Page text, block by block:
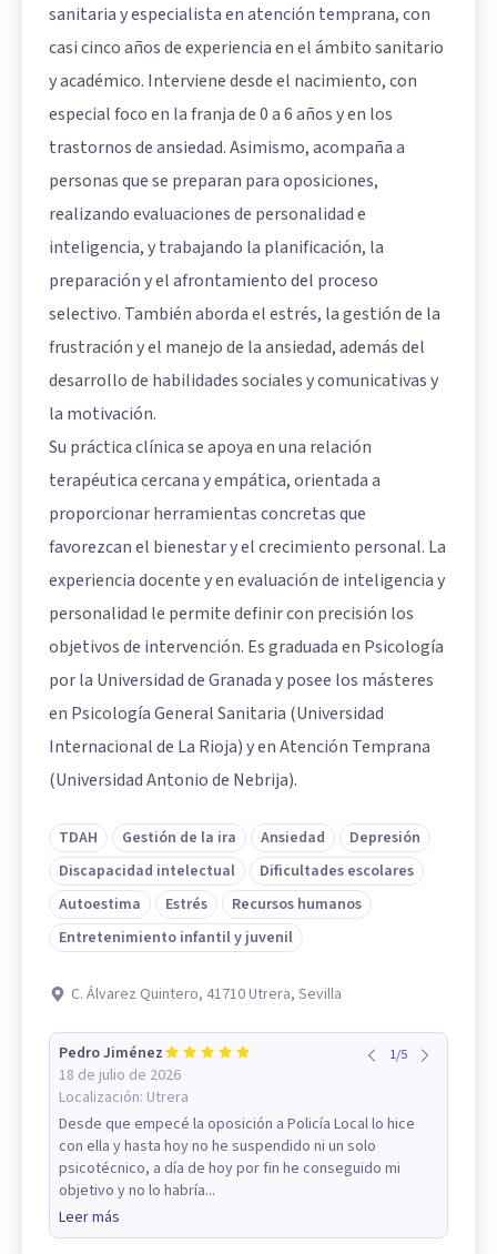
sanitaria y especialista en atención temprana, con
casi cinco años de experiencia en el ámbito sanitario
y académico. Interviene desde el nacimiento, con
especial foco en la franja de 0 a 6 años y en los
trastornos de ansiedad. Asimismo, acompaña a
personas que se preparan para oposiciones,
realizando evaluaciones de personalidad e
inteligencia, y trabajando la planificación, la
preparación y el afrontamiento del proceso
selectivo. También aborda el estrés, la gestión de la
frustración y el manejo de la ansiedad, además del
desarrollo de habilidades sociales y comunicativas y
la motivación.
Su práctica clínica se apoya en una relación
terapéutica cercana y empática, orientada a
proporcionar herramientas concretas que
favorezcan el bienestar y el crecimiento personal. La
experiencia docente y en evaluación de inteligencia y
personalidad le permite definir con precisión los
objetivos de intervención. Es graduada en Psicología
por la Universidad de Granada y posee los másteres
en Psicología General Sanitaria (Universidad
Internacional de La Rioja) y en Atención Temprana
(Universidad Antonio de Nebrija).
TDAH Gestión de la ira Ansiedad
Depresión
Discapacidad intelectual
Dificultades escolares
Autoestima
Estrés
Recursos humanos
Entretenimiento infantil y juvenil
C. Álvarez Quintero, 41710 Utrera, Sevilla
Pedro Jiménez
18 de julio de 2026
Localización: Utrera
1/5
Desde que empecé la oposición a Policía Local lo hice
con ella y hasta hoy no he suspendido ni un solo
psicotécnico, a día de hoy por fin he conseguido mi
objetivo y no lo habría...
Leer más